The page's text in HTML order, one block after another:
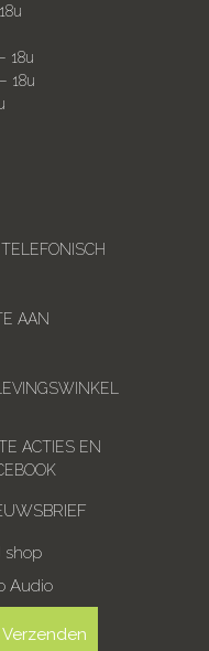
18u
18u
AAN
ACTIES EN
shop
Audio